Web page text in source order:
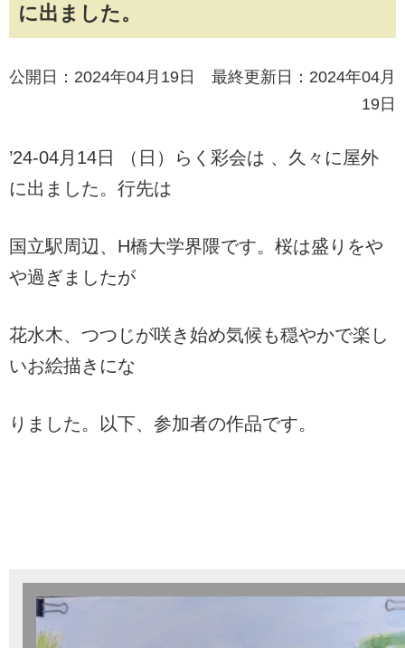
に出ました。
公開日：2024年04月19日 最終更新日：2024年04月
19日
’24-04月14日 （日）らく彩会は 、久々に屋外
に出ました。行先は
国立駅周辺、H橋大学界隈です。桜は盛りをや
や過ぎましたが
花水木、つつじが咲き始め気候も穏やかで楽し
いお絵描きにな
りました。以下、参加者の作品です。